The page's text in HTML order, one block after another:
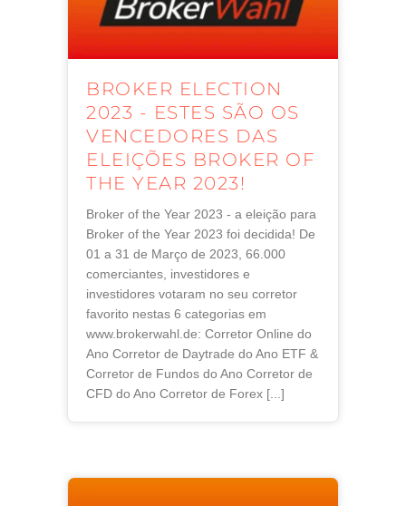
BROKER ELECTION
2023 - ESTES SÃO OS
VENCEDORES DAS
ELEIÇÕES BROKER OF
THE YEAR 2023!
Broker of the Year 2023 - a eleição para
Broker of the Year 2023 foi decidida! De
01 a 31 de Março de 2023, 66.000
comerciantes, investidores e
investidores votaram no seu corretor
favorito nestas 6 categorias em
www.brokerwahl.de: Corretor Online do
Ano Corretor de Daytrade do Ano ETF &
Corretor de Fundos do Ano Corretor de
CFD do Ano Corretor de Forex [...]